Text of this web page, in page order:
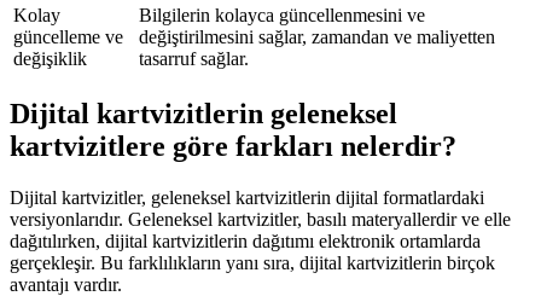
Kolay
güncelleme ve
değişiklik
Bilgilerin kolayca güncellenmesini ve
değiştirilmesini sağlar, zamandan ve maliyetten
tasarruf sağlar.
Dijital kartvizitlerin geleneksel
kartvizitlere göre farkları nelerdir?
Dijital kartvizitler, geleneksel kartvizitlerin dijital formatlardaki
versiyonlarıdır. Geleneksel kartvizitler, basılı materyallerdir ve elle
dağıtılırken, dijital kartvizitlerin dağıtımı elektronik ortamlarda
gerçekleşir. Bu farklılıkların yanı sıra, dijital kartvizitlerin birçok
avantajı vardır.